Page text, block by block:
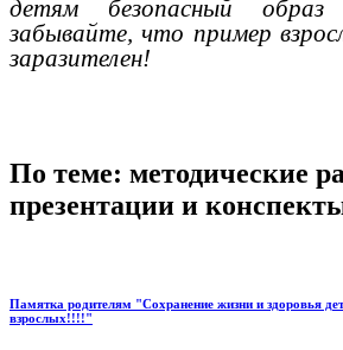
детям безопасный
забывайте, что пример
заразителен!
По теме: методические
презентации и
Памятка родителям "Сохранение жизни и здоровья
взрослых!!!!"